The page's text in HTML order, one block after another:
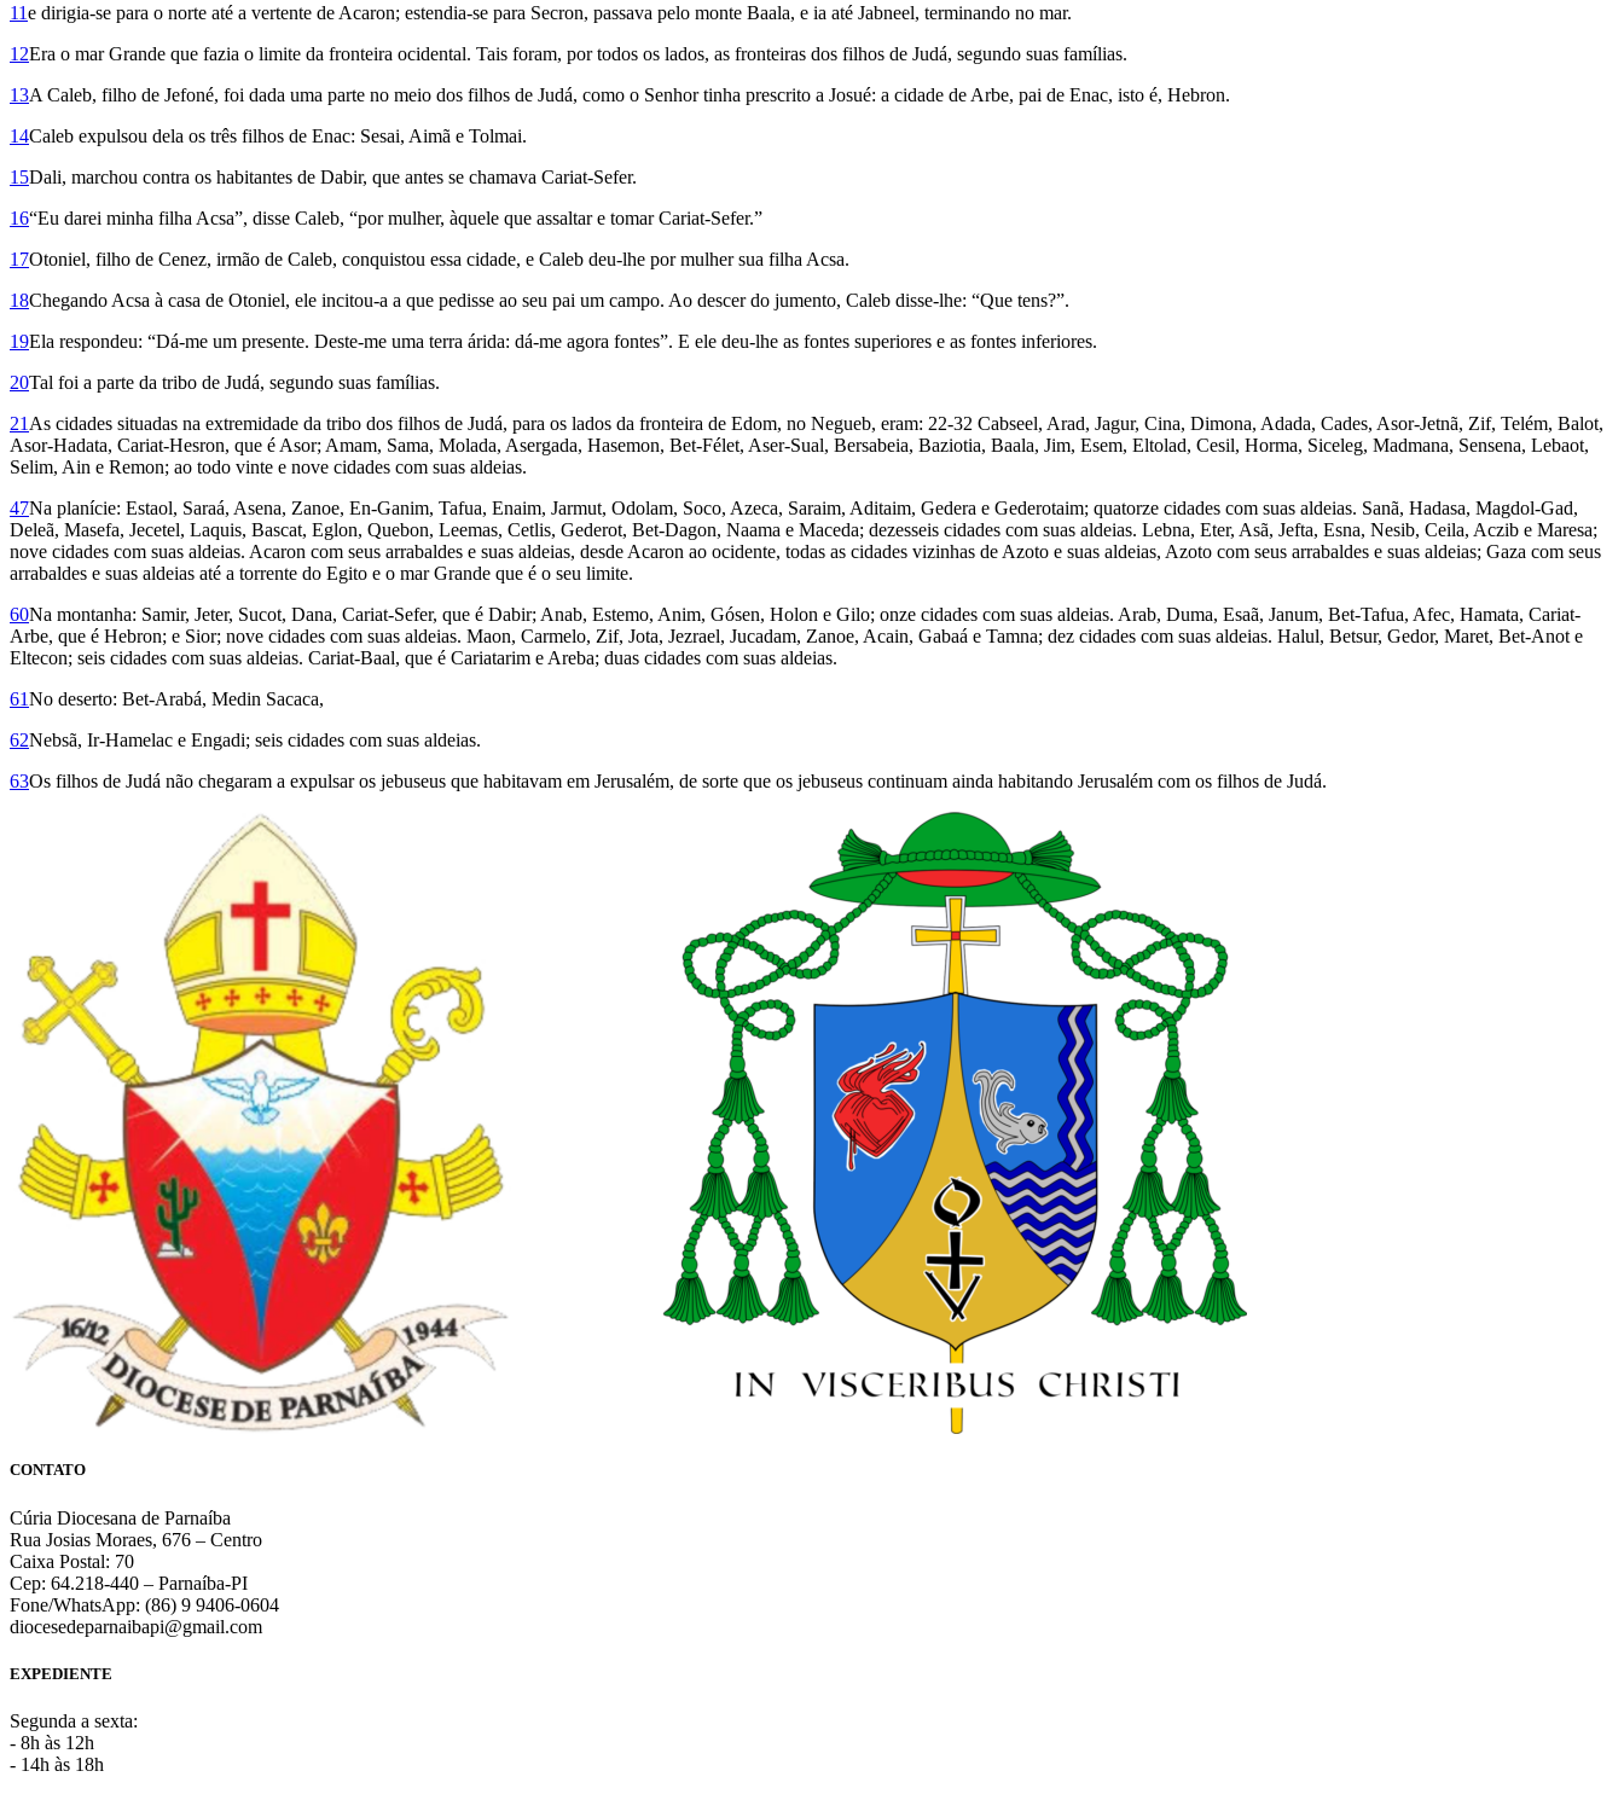
11e dirigia-se para o norte até a vertente de Acaron; estendia-se para Se­cron, passava pelo monte Baala, e ia até Jabneel, terminando no mar.
12Era o mar Grande que fazia o limite da fronteira ocidental. Tais foram, por todos os lados, as fronteiras dos filhos de Judá, segundo suas famílias.
13A Caleb, filho de Jefoné, foi dada uma parte no meio dos filhos de Judá, como o Senhor tinha prescrito a Josué: a cidade de Arbe, pai de Enac, isto é, He­bron.
14Caleb expulsou dela os três filhos de Enac: Sesai, Aimã e Tolmai.
15Dali, marchou contra os habitantes de Dabir, que antes se chamava Cariat-Sefer.
16“Eu darei minha filha Acsa”, disse Caleb, “por mulher, àquele que assaltar e tomar Cariat-Sefer.”
17Otoniel, filho de Cenez, irmão de Caleb, conquistou essa cidade, e Caleb deu-lhe por mulher sua filha Acsa.
18Chegando Acsa à casa de Otoniel, ele incitou-a a que pedisse ao seu pai um campo. Ao descer do jumento, Caleb disse-lhe: “Que tens?”.
19Ela respondeu: “Dá-me um presente. Deste-me uma terra árida: dá-me agora fontes”. E ele deu-lhe as fontes superiores e as fontes inferiores.
20Tal foi a parte da tribo de Judá, segundo suas famílias.
21 As cidades situadas na extremidade da tribo dos filhos de Judá, para os lados da fronteira de Edom, no Negueb, eram: 22-32 Cabseel, Arad, Jagur, Cina, Dimona, Adada, Cades, Asor-Jetnã, Zif, Telém, Balot,
Asor-Hadata, Cariat-Hesron, que é Asor; Amam, Sama, Molada, Asergada, Hasemon, Bet-Félet, Aser-Sual, Bersabeia, Baziotia, Baala, Jim, Esem, Eltolad, Cesil, Horma, Siceleg, Madmana, Sensena, Lebaot,
Selim, Ain e Remon; ao todo vinte e nove cidades com suas aldeias.
47Na planície: Estaol, Saraá, Asena, Zanoe, En-Ganim, Tafua, Enaim, Jarmut, Odolam, Soco, Azeca, Saraim, Aditaim, Ge­dera e Gederotaim; quatorze cidades com suas aldeias. Sanã, Hadasa, Magdol-Gad,
Deleã, Masefa, Jecetel, Laquis, Bascat, Eglon, Quebon, Leemas, Cetlis, Gederot, Bet-Dagon, Naama e Maceda; dezesseis cidades com suas aldeias. Leb­na, Eter, Asã, Jefta, Esna, Nesib, Ceila, Aczib e Maresa;
nove cidades com suas aldeias. Acaron com seus arrabaldes e suas aldeias, desde Acaron ao ocidente, todas as cidades vizinhas de Azoto e suas aldeias, Azoto com seus arrabaldes e suas aldeias; Gaza com seus
arrabaldes e suas aldeias até a torrente do Egito e o mar Grande que é o seu limite.
60Na montanha: Samir, Jeter, Sucot, Dana, Cariat-Sefer, que é Dabir; Anab, Estemo, Anim, Gósen, Holon e Gilo; onze cidades com suas aldeias. Arab, Duma, Esaã, Janum, Bet-Tafua, Afec, Hamata, Cariat-
Arbe, que é Hebron; e Sior; nove cidades com suas aldeias. Maon, Carmelo, Zif, Jota, Jezrael, Jucadam, Zanoe, Acain, Gabaá e Tamna; dez cidades com suas aldeias. Halul, Betsur, Gedor, Maret, Bet-Anot e
Eltecon; seis cidades com suas aldeias. Cariat-Baal, que é Cariatarim e Areba; duas cidades com suas aldeias.
61No deserto: Bet-Arabá, Medin Saca­ca,
62Nebsã, Ir-Hamelac e Engadi; seis cidades com suas aldeias.
63Os filhos de Judá não chegaram a expulsar os jebuseus que habitavam em Jerusalém, de sorte que os jebuseus continuam ainda habitando Jerusalém com os filhos de Judá.
CONTATO
Cúria Diocesana de Parnaíba
Rua Josias Moraes, 676 – Centro
Caixa Postal: 70
Cep: 64.218-440 – Parnaíba-PI
Fone/WhatsApp: (86) 9 9406-0604
diocesedeparnaibapi@gmail.com
EXPEDIENTE
Segunda a sexta:
- 8h às 12h
- 14h às 18h